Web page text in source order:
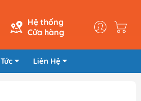
Hệ thống
Cửa hàng
Liên Hệ